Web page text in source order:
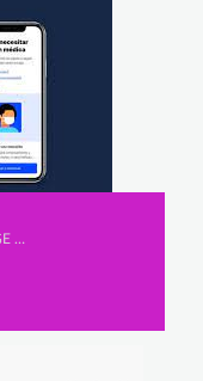
Secundaria, SERGIO SIERRA GARCÍA, JORGE HERNÁNDEZ MONTERO y EDEL MARTÍNEZ ALONSO